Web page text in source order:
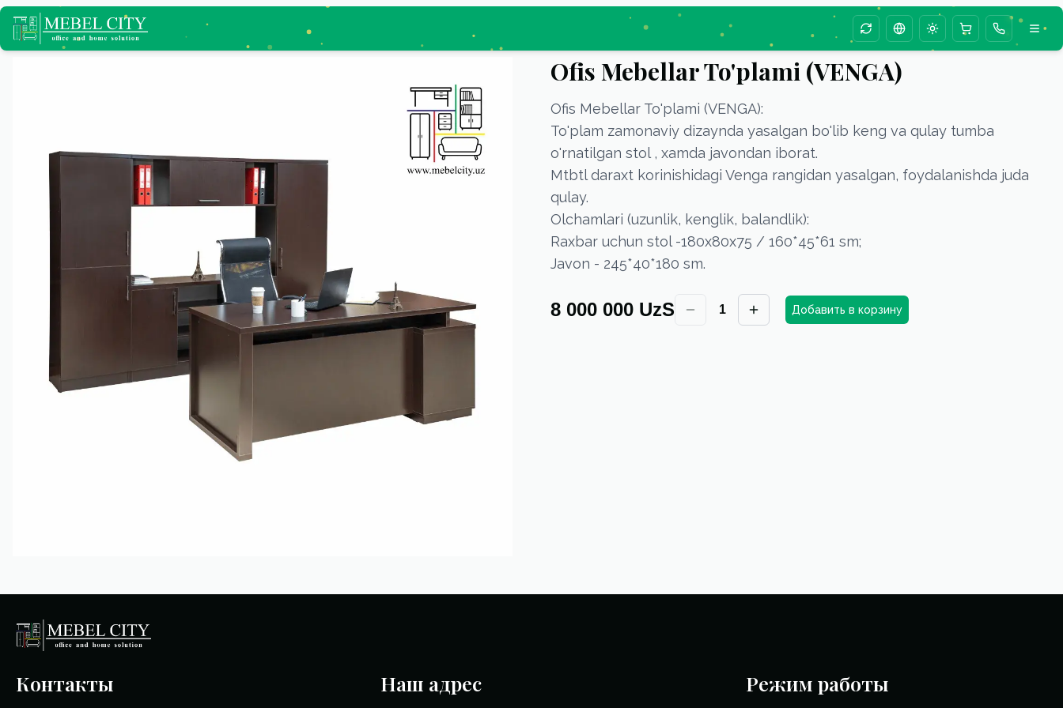
Change season animation
Change language
Toggle theme
Ofis Mebellar To'plami (VENGA)
Ofis Mebellar To'plami (VENGA):
To'plam zamonaviy dizaynda yasalgan bo'lib keng va qulay tumba
o'rnatilgan stol , xamda javondan iborat.
Mtbtl daraxt korinishidagi Venga rangidan yasalgan, foydalanishda juda
qulay.
Olchamlari (uzunlik, kenglik, balandlik):
Raxbar uchun stol -180x80x75 / 160*45*61 sm;
Javon - 245*40*180 sm.
8 000 000 UzS 1 Добавить в корзину
Контакты Наш адрес Режим работы